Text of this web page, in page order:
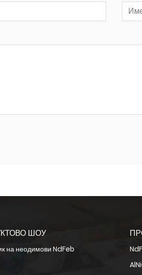
ШОУ
на неодимови NdFeb